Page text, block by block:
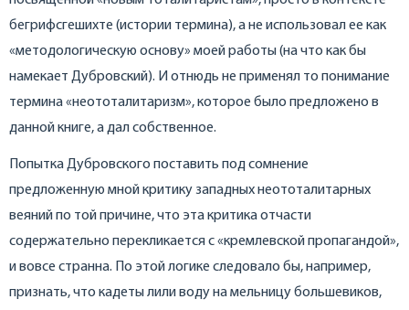
бегрифсгешихте (истории термина), а не использовал ее как
«методологическую основу» моей работы (на что как бы
намекает Дубровский). И отнюдь не применял то понимание
термина «неототалитаризм», которое было предложено в
данной книге, а дал собственное.
Попытка Дубровского поставить под сомнение
предложенную мной критику западных неототалитарных
веяний по той причине, что эта критика отчасти
содержательно перекликается с «кремлевской пропагандой»,
и вовсе странна. По этой логике следовало бы, например,
признать, что кадеты лили воду на мельницу большевиков,